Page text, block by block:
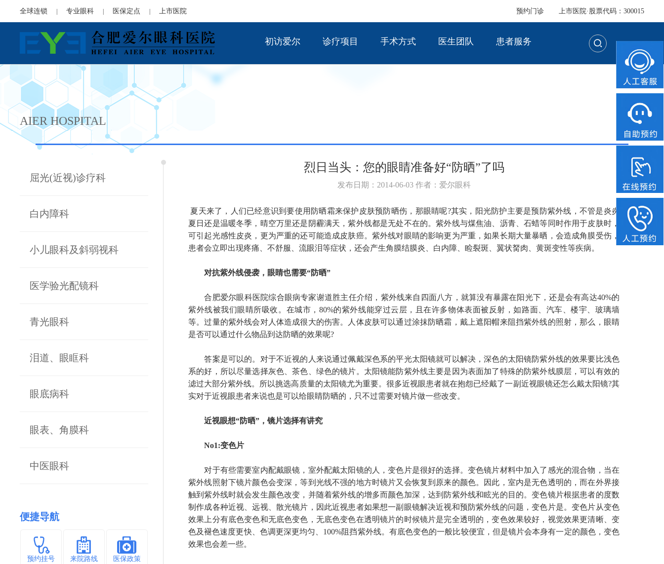
全球连锁 | 专业眼科 | 医保定点 | 上市医院 预约门诊 上市医院·股票代码：300015
初访爱尔 诊疗项目 手术方式 医生团队 患者服务
AIER HOSPITAL
屈光(近视)诊疗科
白内障科
小儿眼科及斜弱视科
医学验光配镜科
青光眼科
泪道、眼眶科
眼底病科
眼表、角膜科
中医眼科
便捷导航
预约挂号 来院路线 医保政策
烈日当头：您的眼睛准备好“防晒”了吗
发布日期：2014-06-03 作者：爱尔眼科
夏天来了，人们已经意识到要使用防晒霜来保护皮肤预防晒伤，那眼睛呢?其实，阳光防护主要是预防紫外线，不管是炎炎
夏日还是温暖冬季，晴空万里还是阴霾满天，紫外线都是无处不在的。紫外线与煤焦油、沥青、石蜡等同时作用于皮肤时，
可引起光感性皮炎，更为严重的还可能造成皮肤癌。紫外线对眼睛的影响更为严重，如果长期大量暴晒，会造成角膜受伤，
患者会立即出现疼痛、不舒服、流眼泪等症状，还会产生角膜结膜炎、白内障、睑裂斑、翼状胬肉、黄斑变性等疾病。
对抗紫外线侵袭，眼睛也需要“防晒”
合肥爱尔眼科医院综合眼病专家谢道胜主任介绍，紫外线来自四面八方，就算没有暴露在阳光下，还是会有高达40%的
紫外线被我们眼睛所吸收。在城市，80%的紫外线能穿过云层，且在许多物体表面被反射，如路面、汽车、楼宇、玻璃墙
等。过量的紫外线会对人体造成很大的伤害。人体皮肤可以通过涂抹防晒霜，戴上遮阳帽来阻挡紫外线的照射，那么，眼睛
是否可以通过什么物品到达防晒的效果呢?
答案是可以的。对于不近视的人来说通过佩戴深色系的平光太阳镜就可以解决，深色的太阳镜防紫外线的效果要比浅色
系的好，所以尽量选择灰色、茶色、绿色的镜片。太阳镜能防紫外线主要是因为表面加了特殊的防紫外线膜层，可以有效的
滤过大部分紫外线。所以挑选高质量的太阳镜尤为重要。很多近视眼患者就在抱怨已经戴了一副近视眼镜还怎么戴太阳镜?其
实对于近视眼患者来说也是可以给眼睛防晒的，只不过需要对镜片做一些改变。
近视眼想“防晒”，镜片选择有讲究
No1:变色片
对于有些需要室内配戴眼镜，室外配戴太阳镜的人，变色片是很好的选择。变色镜片材料中加入了感光的混合物，当在
紫外线照射下镜片颜色会变深，等到光线不强的地方时镜片又会恢复到原来的颜色。因此，室内是无色透明的，而在外界接
触到紫外线时就会发生颜色改变，并随着紫外线的增多而颜色加深，达到防紫外线和眩光的目的。变色镜片根据患者的度数
制作成各种近视、远视、散光镜片，因此近视患者如果想一副眼镜解决近视和预防紫外线的问题，变色片是。变色片从变色
效果上分有底色变色和无底色变色，无底色变色在透明镜片的时候镜片是完全透明的，变色效果较好，视觉效果更清晰、变
色及褪色速度更快、色调更深更均匀、100%阻挡紫外线。有底色变色的一般比较便宜，但是镜片会本身有一定的颜色，变色
效果也会差一些。